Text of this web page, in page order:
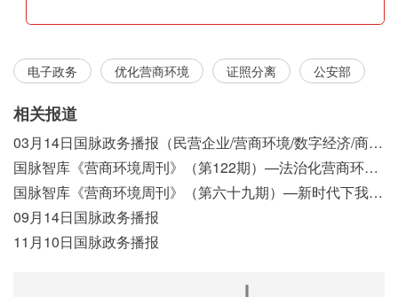
电子政务 优化营商环境 证照分离 公安部
相关报道
03月14日国脉政务播报（民营企业/营商环境/数字经济/商事制度改革）
国脉智库《营商环境周刊》（第122期）—法治化营商环境视域下我国行政执法公示制度浅析
国脉智库《营商环境周刊》（第六十九期）—新时代下我国营商环境标准体系构建初探
09月14日国脉政务播报
11月10日国脉政务播报